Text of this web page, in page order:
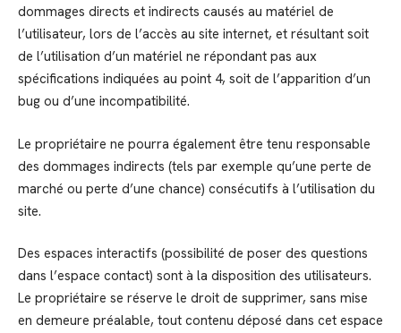
dommages directs et indirects causés au matériel de
l’utilisateur, lors de l’accès au site internet, et résultant soit
de l’utilisation d’un matériel ne répondant pas aux
spécifications indiquées au point 4, soit de l’apparition d’un
bug ou d’une incompatibilité.
Le propriétaire ne pourra également être tenu responsable
des dommages indirects (tels par exemple qu’une perte de
marché ou perte d’une chance) consécutifs à l’utilisation du
site.
Des espaces interactifs (possibilité de poser des questions
dans l’espace contact) sont à la disposition des utilisateurs.
Le propriétaire se réserve le droit de supprimer, sans mise
en demeure préalable, tout contenu déposé dans cet espace